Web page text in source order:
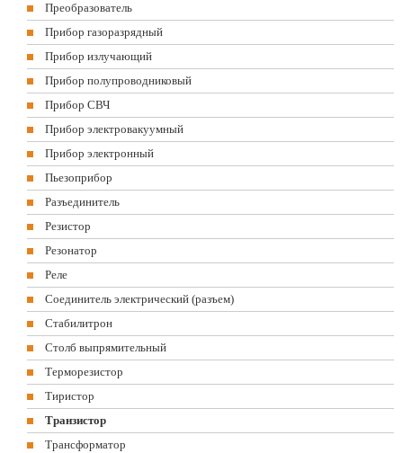
Преобразователь
Прибор газоразрядный
Прибор излучающий
Прибор полупроводниковый
Прибор СВЧ
Прибор электровакуумный
Прибор электронный
Пьезоприбор
Разъединитель
Резистор
Резонатор
Реле
Соединитель электрический (разъем)
Стабилитрон
Столб выпрямительный
Терморезистор
Тиристор
Транзистор
Трансформатор